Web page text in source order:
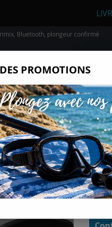
Bluetooth, plongeur confirmé
PLONGÉE SOUS-
de plongée Mares
Ils
Certains
non
cliquant
PROMOTIONS